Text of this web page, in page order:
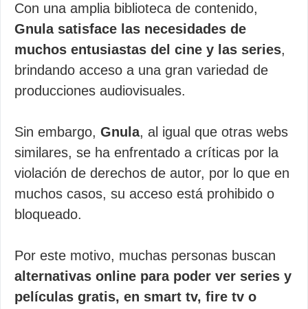
Con una amplia biblioteca de contenido,
Gnula satisface las necesidades de
muchos entusiastas del cine y las series,
brindando acceso a una gran variedad de
producciones audiovisuales.
Sin embargo, Gnula, al igual que otras webs
similares, se ha enfrentado a críticas por la
violación de derechos de autor, por lo que en
muchos casos, su acceso está prohibido o
bloqueado.
Por este motivo, muchas personas buscan
alternativas online para poder ver series y
películas gratis, en smart tv, fire tv o